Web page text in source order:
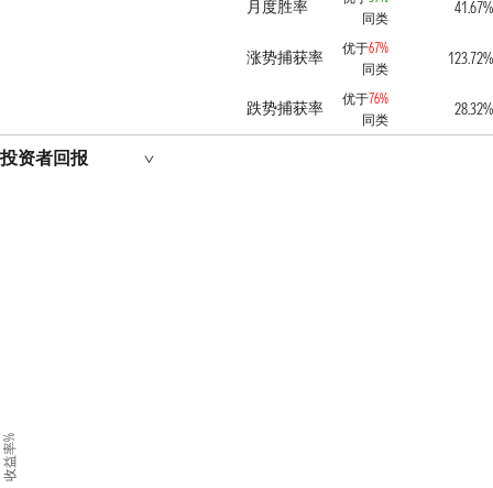
月度胜率
同类
41.67%
涨势捕获率 优于67%
同类
123.72%
跌势捕获率 优于76%
同类
28.32%
投资者回报
收益率%